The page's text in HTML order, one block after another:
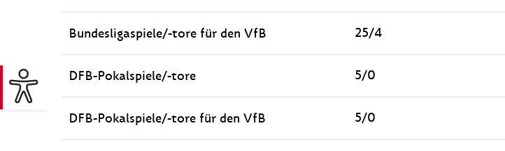
Bundesligaspiele/-tore für den VfB 25/4
DFB-Pokalspiele/-tore 5/0
DFB-Pokalspiele/-tore für den VfB 5/0